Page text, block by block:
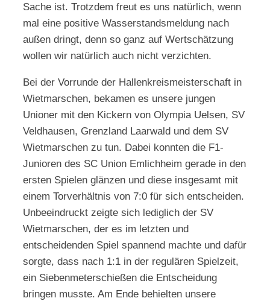
Sache ist. Trotzdem freut es uns natürlich, wenn
mal eine positive Wasserstandsmeldung nach
außen dringt, denn so ganz auf Wertschätzung
wollen wir natürlich auch nicht verzichten.
Bei der Vorrunde der Hallenkreismeisterschaft in
Wietmarschen, bekamen es unsere jungen
Unioner mit den Kickern von Olympia Uelsen, SV
Veldhausen, Grenzland Laarwald und dem SV
Wietmarschen zu tun. Dabei konnten die F1-
Junioren des SC Union Emlichheim gerade in den
ersten Spielen glänzen und diese insgesamt mit
einem Torverhältnis von 7:0 für sich entscheiden.
Unbeeindruckt zeigte sich lediglich der SV
Wietmarschen, der es im letzten und
entscheidenden Spiel spannend machte und dafür
sorgte, dass nach 1:1 in der regulären Spielzeit,
ein Siebenmeterschießen die Entscheidung
bringen musste. Am Ende behielten unsere